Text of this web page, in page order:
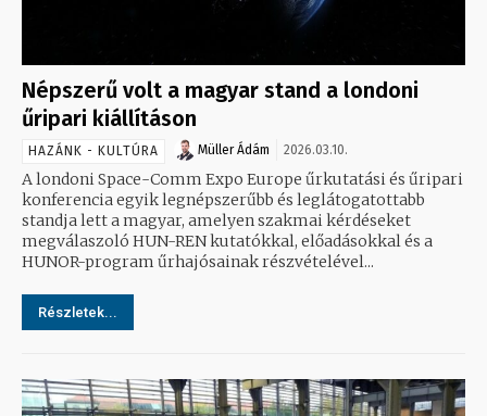
Népszerű volt a magyar stand a londoni
űripari kiállításon
HAZÁNK - KULTÚRA Müller Ádám 2026.03.10.
A londoni Space-Comm Expo Europe űrkutatási és űripari
konferencia egyik legnépszerűbb és leglátogatottabb
standja lett a magyar, amelyen szakmai kérdéseket
megválaszoló HUN-REN kutatókkal, előadásokkal és a
HUNOR-program űrhajósainak részvételével...
Részletek...